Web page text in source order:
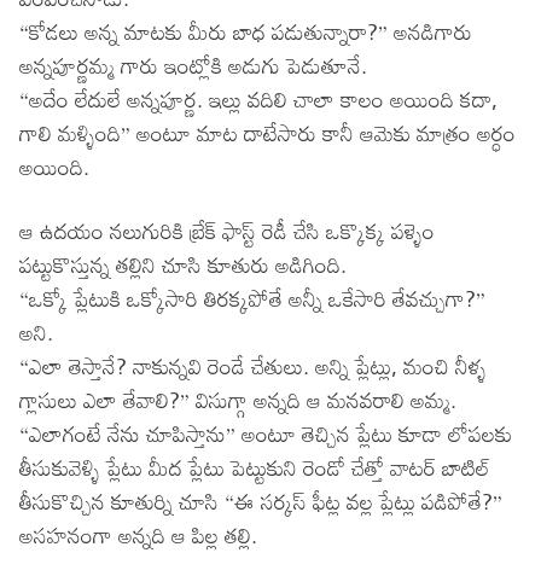
“కోడలు అన్న మాటకు మీరు బాధ పడుతున్నారా?” అనడిగారు
అన్నపూర్ణమ్మ గారు ఇంట్లోకి అడుగు పెడుతూనే.
“అదేం లేదులే అన్నపూర్ణ. ఇల్లు వదిలి చాలా కాలం అయింది కదా,
గాలి మళ్ళింది” అంటూ మాట దాటేసారు కానీ ఆమెకు మాత్రం అర్ధం
అయింది.
ఆ ఉదయం నలుగురికి బ్రేక్ ఫాస్ట్ రెడీ చేసి ఒక్కొక్క పళ్ళెం
పట్టుకొస్తున్న తల్లిని చూసి కూతురు అడిగింది.
“ఒక్కో ప్లేటుకి ఒక్కోసారి తిరక్కపోతే అన్నీ ఒకేసారి తేవచ్చుగా?”
అని.
“ఎలా తెస్తానే? నాకున్నవి రెండే చేతులు. అన్ని ప్లేట్లు, మంచి నీళ్ళ
గ్లాసులు ఎలా తేవాలి?” విసుగ్గా అన్నది ఆ మనవరాలి అమ్మ.
“ఎలాగంటే నేను చూపిస్తాను” అంటూ తెచ్చిన ప్లేటు కూడా లోపలకు
తీసుకువెళ్ళి ప్లేటు మీద ప్లేటు పెట్టుకుని రెండో చేత్తో వాటర్ బాటిల్
తీసుకొచ్చిన కూతుర్ని చూసి “ఈ సర్కస్ ఫీట్ల వల్ల ప్లేట్లు పడిపోతే?”
అసహనంగా అన్నది ఆ పిల్ల తల్లి.